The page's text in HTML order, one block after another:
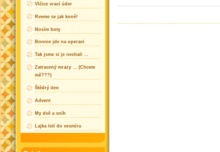
Vlčice vrací úder
Rveme se jak koně!
Nosím boty
Bonnie jde na operaci
Tak jsme si je nechali …
Zatracený mrazy … (Chcete
mě???)
Štědrý den
Advent
My dvě a sníh
Lajka letí do vesmíru